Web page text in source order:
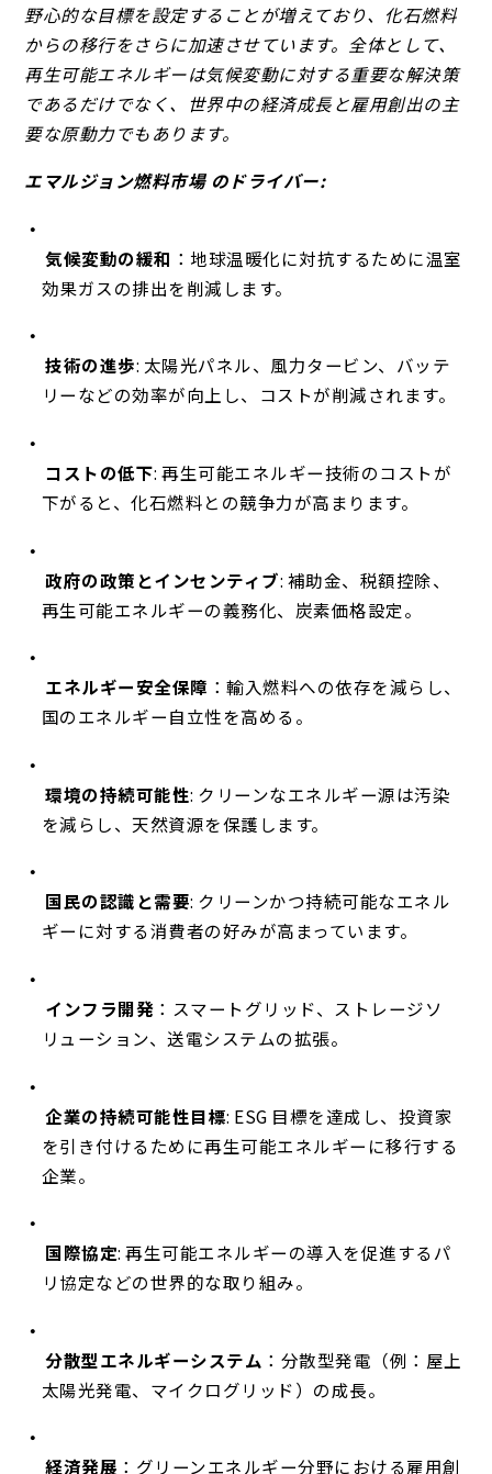
野心的な目標を設定することが増えており、化石燃料
からの移行をさらに加速させています。全体として、
再生可能エネルギーは気候変動に対する重要な解決策
であるだけでなく、世界中の経済成長と雇用創出の主
要な原動力でもあります。
エマルジョン燃料市場 のドライバー:
気候変動の緩和 ：地球温暖化に対抗するために温室
効果ガスの排出を削減します。
技術の進歩: 太陽光パネル、風力タービン、バッテ
リーなどの効率が向上し、コストが削減されます。
コストの低下: 再生可能エネルギー技術のコストが
下がると、化石燃料との競争力が高まります。
政府の政策とインセンティブ: 補助金、税額控除、
再生可能エネルギーの義務化、炭素価格設定。
エネルギー安全保障 ：輸入燃料への依存を減らし、
国のエネルギー自立性を高める。
環境の持続可能性: クリーンなエネルギー源は汚染
を減らし、天然資源を保護します。
国民の認識と需要: クリーンかつ持続可能なエネル
ギーに対する消費者の好みが高まっています。
インフラ開発 ：スマートグリッド、ストレージソ
リューション、送電システムの拡張。
企業の持続可能性目標: ESG 目標を達成し、投資家
を引き付けるために再生可能エネルギーに移行する
企業。
国際協定: 再生可能エネルギーの導入を促進するパ
リ協定などの世界的な取り組み。
分散型エネルギーシステム ：分散型発電（例：屋上
太陽光発電、マイクログリッド）の成長。
経済発展 ：グリーンエネルギー分野における雇用創